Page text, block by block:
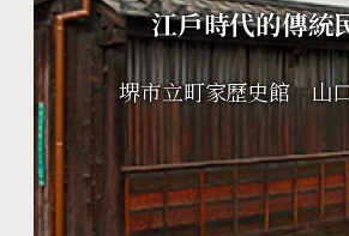
江戶時代的傳統
堺市立町家歷史館 山